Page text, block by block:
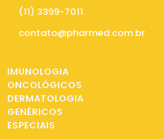
(11) 3399-7011
contato@pharmed.com.br
IMUNOLOGIA
ONCOLÓGICOS
DERMATOLOGIA
GENÉRICOS
ESPECIAIS